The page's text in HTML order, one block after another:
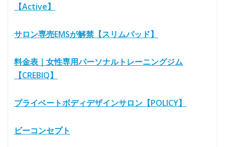
【Active】
サロン専売EMSが解禁【スリムパッド】
料金表｜女性専用パーソナルトレーニングジム
【CREBIQ】
プライベートボディデザインサロン【POLICY】
ビーコンセプト